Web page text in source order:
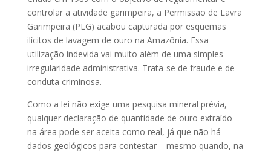
controlar a atividade garimpeira, a Permissão de Lavra
Garimpeira (PLG) acabou capturada por esquemas
ilícitos de lavagem de ouro na Amazônia. Essa
utilização indevida vai muito além de uma simples
irregularidade administrativa. Trata-se de fraude e de
conduta criminosa.
Como a lei não exige uma pesquisa mineral prévia,
qualquer declaração de quantidade de ouro extraído
na área pode ser aceita como real, já que não há
dados geológicos para contestar – mesmo quando, na